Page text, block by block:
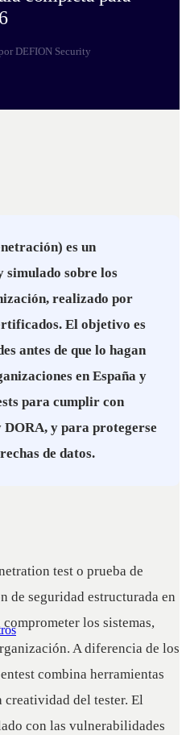
DEFION Security
es un
simulado sobre los
realizado por
El objetivo es
antes de que lo hagan
en España y
para cumplir con
y para protegerse
de datos.
test o prueba de
de seguridad estructurada en
los sistemas,
A diferencia de los
combina herramientas
del tester. El
con las vulnerabilidades